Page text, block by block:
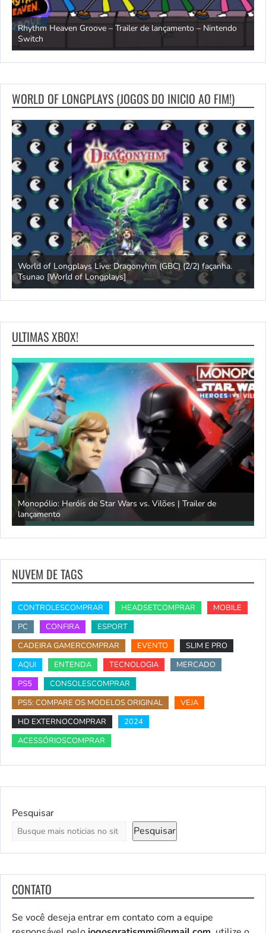
Rhythm Heaven Groove – Trailer de lançamento – Nintendo
Switch
WORLD OF LONGPLAYS (JOGOS DO INICIO AO FIM!)
World of Longplays Live: Dragonyhm (GBC) (2/2) façanha.
Tsunao [World of Longplays]
ULTIMAS XBOX!
Monopólio: Heróis de Star Wars vs. Vilões | Trailer de
lançamento
NUVEM DE TAGS
CONTROLESCOMPRAR HEADSETCOMPRAR
MOBILE
PC
CONFIRA
ESPORT
CADEIRA GAMERCOMPRAR
EVENTO
SLIM E PRO
AQUI
ENTENDA TECNOLOGIA
MERCADO
PS5
CONSOLESCOMPRAR
PS5: COMPARE OS MODELOS ORIGINAL
VEJA
HD EXTERNOCOMPRAR
2024
ACESSÓRIOSCOMPRAR
Pesquisar
Pesquisar
CONTATO
Se você deseja entrar em contato com a equipe